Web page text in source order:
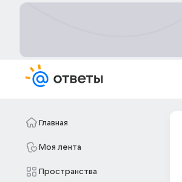
Главная
Моя лента
Пространства